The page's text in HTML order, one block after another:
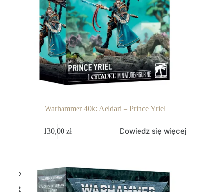
Warhammer 40k: Aeldari – Prince Yriel
130,00zł Dowiedz się więcej